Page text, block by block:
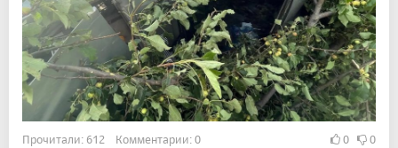
Прочитали: 612 Комментарии: 0 0 0